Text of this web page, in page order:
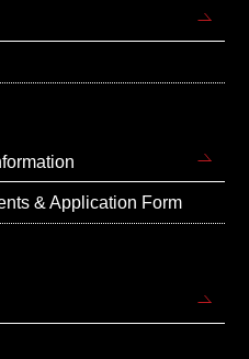
& Application Form